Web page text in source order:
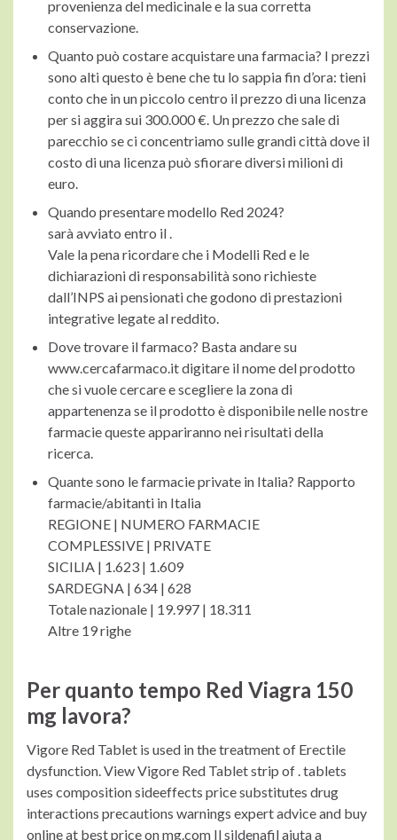
provenienza del medicinale e la sua corretta
conservazione.
Quanto può costare acquistare una farmacia? I prezzi
sono alti questo è bene che tu lo sappia fin d’ora: tieni
conto che in un piccolo centro il prezzo di una licenza
persi aggira sui 300.000 €. Un prezzo che sale di
parecchio se ci concentriamo sulle grandi città dove il
costo di una licenza può sfiorare diversi milioni di
euro.
Quando presentare modello Red 2024?
sarà avviato entro il .
Vale la pena ricordare che i Modelli Red e le
dichiarazioni di responsabilità sono richieste
dall’INPS ai pensionati che godono di prestazioni
integrative legate al reddito.
Dove trovare il farmaco? Basta andare su
www.cercafarmaco.it digitare il nome del prodotto
che si vuole cercare e scegliere la zona di
appartenenza se il prodotto è disponibile nelle nostre
farmacie queste appariranno nei risultati della
ricerca.
Quante sono le farmacie private in Italia? Rapporto
farmacie/abitanti in Italia
REGIONE | NUMERO FARMACIE
COMPLESSIVE | PRIVATE
SICILIA | 1.623 | 1.609
SARDEGNA | 634 | 628
Totale nazionale | 19.997 | 18.311
Altre 19 righe
Per quanto tempo Red Viagra 150
mg lavora?
Vigore Red Tablet is used in the treatment of Erectile
dysfunction. View Vigore Red Tablet strip of . tablets
uses composition sideeffects price substitutes drug
interactions precautions warnings expert advice and buy
online at best price on mg.com Il sildenafil aiuta a